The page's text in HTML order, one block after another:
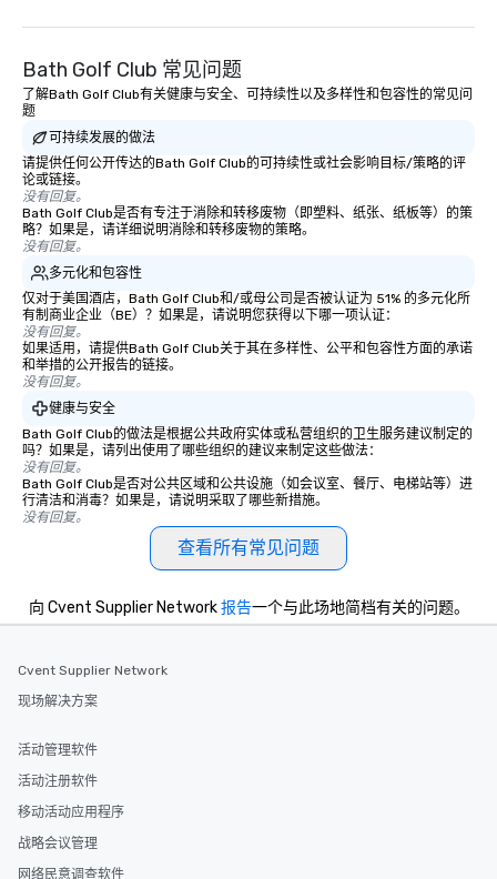
Bath Golf Club 常见问题
了解Bath Golf Club有关健康与安全、可持续性以及多样性和包容性的常见问
题
可持续发展的做法
请提供任何公开传达的Bath Golf Club的可持续性或社会影响目标/策略的评
论或链接。
没有回复。
Bath Golf Club是否有专注于消除和转移废物（即塑料、纸张、纸板等）的策
略？如果是，请详细说明消除和转移废物的策略。
没有回复。
多元化和包容性
仅对于美国酒店，Bath Golf Club和/或母公司是否被认证为 51% 的多元化所
有制商业企业（BE）？如果是，请说明您获得以下哪一项认证：
没有回复。
如果适用，请提供Bath Golf Club关于其在多样性、公平和包容性方面的承诺
和举措的公开报告的链接。
没有回复。
健康与安全
Bath Golf Club的做法是根据公共政府实体或私营组织的卫生服务建议制定的
吗？如果是，请列出使用了哪些组织的建议来制定这些做法：
没有回复。
Bath Golf Club是否对公共区域和公共设施（如会议室、餐厅、电梯站等）进
行清洁和消毒？如果是，请说明采取了哪些新措施。
没有回复。
查看所有常见问题
向 Cvent Supplier Network报告一个与此场地简档有关的问题。
Cvent Supplier Network
现场解决方案
活动管理软件
活动注册软件
移动活动应用程序
战略会议管理
网络民意调查软件